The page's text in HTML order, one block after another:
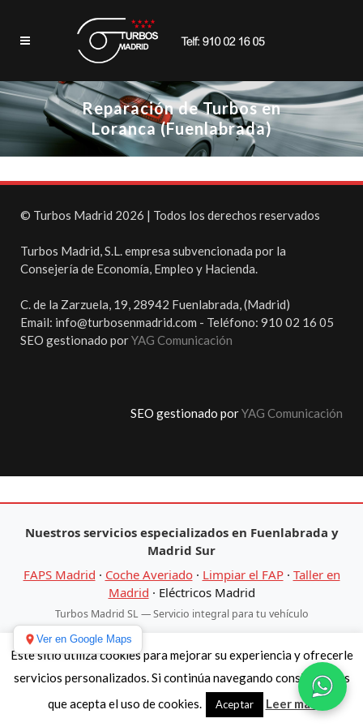
Reparación de Turbos en
Loranca (Fuenlabrada)
© Turbos Madrid 2026 | Todos los derechos reservados
Turbos Madrid, S.L. empresa subvencionada por la
Consejería de Economía, Empleo y Hacienda.
C. de la Zarzuela, 19, 28942 Fuenlabrada, (Madrid)
Email: info@turbosenmadrid.com - Teléfono: 910 02 16 05
SEO gestionado porYAG Comunicación
SEO gestionado porYAG Comunicación
Este sitio utiliza cookies para mejorar su experiencia y ofrecerle
servicios personalizados. Si continúa navegando consideramos
que acepta el uso de cookies.
Aceptar Leer más
Nuestros servicios especializados en Fuenlabrada y
Madrid Sur
FAPS Madrid · Coche Averiado· Limpiar el FAP· Taller en
Madrid · Eléctricos Madrid
Turbos Madrid SL — Servicio integral para tu vehículo
Ver en Google Maps